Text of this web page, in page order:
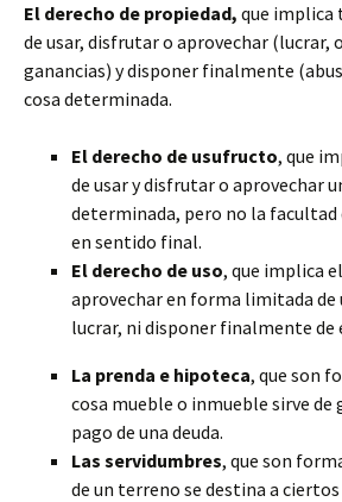
El derecho de propiedad, que implica
de usar, disfrutar o aprovechar (lucrar,
ganancias) y disponer finalmente
cosa determinada.
El derecho de usufructo, que
de usar y disfrutar o aprovechar
determinada, pero no la facultad
en sentido final.
El derecho de uso, que implica
aprovechar en forma limitada de
lucrar, ni disponer finalmente de
La prenda e hipoteca, que son
cosa mueble o inmueble sirve de
pago de una deuda.
Las servidumbres, que son
de un terreno se destina a ciertos